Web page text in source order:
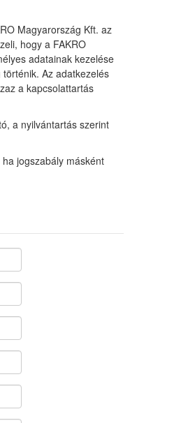
Magyarország Kft. az
hogy a FAKRO
adatainak kezelése
Az adatkezelés
a kapcsolattartás
a nyilvántartás szerint
jogszabály másként